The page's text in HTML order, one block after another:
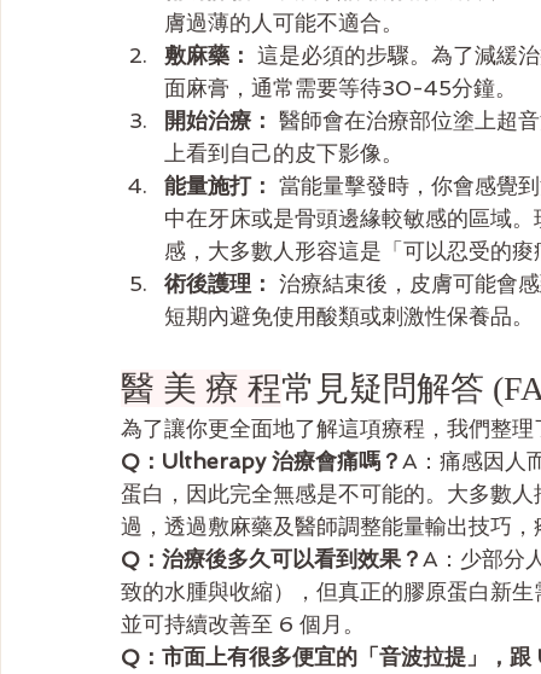
膚過薄的人可能不適合。
敷麻藥： 這是必須的步驟。為了減緩
面麻膏，通常需要等待30-45分鐘。
開始治療： 醫師會在治療部位塗上超
上看到自己的皮下影像。
能量施打： 當能量擊發時，你會感覺
中在牙床或是骨頭邊緣較敏感的區域
感，大多數人形容這是「可以忍受的痠
術後護理： 治療結束後，皮膚可能會
短期內避免使用酸類或刺激性保養品。
醫 美 療 程常見疑問解答
為了讓你更全面地了解這項療程，我們整
Q：Ultherapy 治療會痛嗎？A：痛感因人
蛋白，因此完全無感是不可能的。大多數
過，透過敷麻藥及醫師調整能量輸出技巧
Q：治療後多久可以看到效果？A：少部分
致的水腫與收縮），但真正的膠原蛋白新
並可持續改善至 6 個月。
Q：市面上有很多便宜的「音波拉提」，